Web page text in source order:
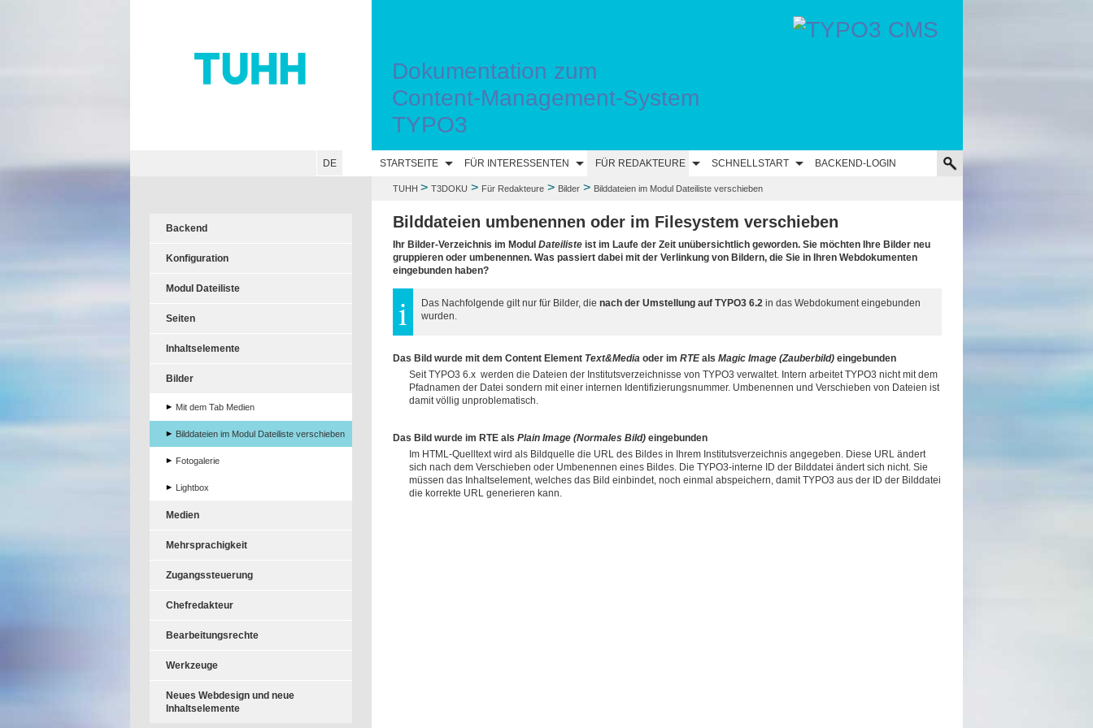
Dokumentation zum
Content-Management-System
TYPO3
DE STARTSEITE FÜR INTERESSENTEN FÜR REDAKTEURE SCHNELLSTART BACKEND-LOGIN
TUHH > T3DOKU > Für Redakteure> Bilder> Bilddateien im Modul Dateiliste verschieben
Bilddateien umbenennen oder im Filesystem verschieben
Ihr Bilder-Verzeichnis im Modul Dateilisteist im Laufe der Zeit unübersichtlich geworden. Sie möchten Ihre Bilder neu
gruppieren oder umbenennen. Was passiert dabei mit der Verlinkung von Bildern, die Sie in Ihren Webdokumenten
eingebunden haben?
Das Nachfolgende gilt nur für Bilder, die nach der Umstellung auf TYPO3 6.2in das Webdokument eingebunden
wurden.
Das Bild wurde mit dem Content Element Text&Mediaoder im RTEals Magic Image (Zauberbild)eingebunden
Seit TYPO3 6.x werden die Dateien der Institutsverzeichnisse von TYPO3 verwaltet. Intern arbeitet TYPO3 nicht mit dem
Pfadnamen der Datei sondern mit einer internen Identifizierungsnummer. Umbenennen und Verschieben von Dateien ist
damit völlig unproblematisch.
Das Bild wurde im RTEals Plain Image (Normales Bild) eingebunden
Im HTML-Quelltext wird als Bildquelle die URL des Bildes in Ihrem Institutsverzeichnis angegeben. Diese URL ändert
sich nach dem Verschieben oder Umbenennen eines Bildes. Die TYPO3-interne ID der Bilddatei ändert sich nicht. Sie
müssen das Inhaltselement, welches das Bild einbindet, noch einmal abspeichern, damit TYPO3 aus der ID der Bilddatei
die korrekte URL generieren kann.
Backend
Konfiguration
Modul Dateiliste
Seiten
Inhaltselemente
Bilder
Mit dem Tab Medien
Bilddateien im Modul Dateiliste verschieben
Fotogalerie
Lightbox
Medien
Mehrsprachigkeit
Zugangssteuerung
Chefredakteur
Bearbeitungsrechte
Werkzeuge
Neues Webdesign und neue
Inhaltselemente